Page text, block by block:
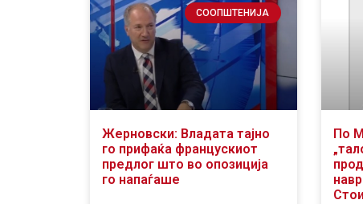
СООПШТЕНИЈА
Жерновски: Владата тајно
го прифаќа францускиот
предлог што во опозиција
го напаѓаше
По